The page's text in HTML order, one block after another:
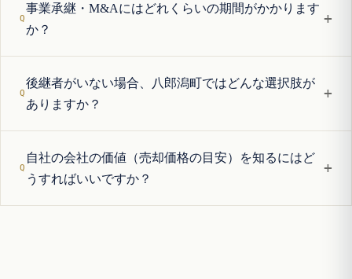
事業承継・M&Aにはどれくらいの期間がかかります
か？
+
後継者がいない場合、八郎潟町ではどんな選択肢が
ありますか？
+
自社の会社の価値（売却価格の目安）を知るにはど
うすればいいですか？
+